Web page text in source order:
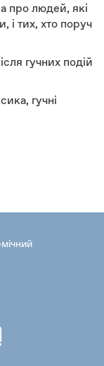
про людей, які
і тих, хто поруч
гучних подій
гучні